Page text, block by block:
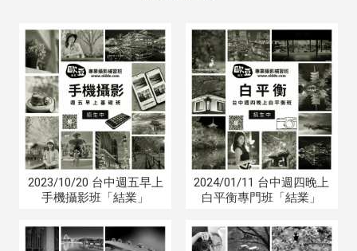
2023/10/20 台中週五早上
手機攝影班「結業」
2024/01/11 台中週四晚上
白平衡專門班「結業」